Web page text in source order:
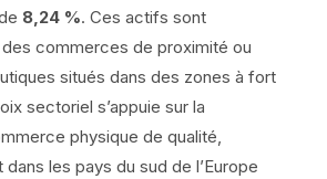
8,24 %. Ces actifs sont
commerces de proximité ou
situés dans des zones à fort
sectoriel s’appuie sur la
physique de qualité,
les pays du sud de l’Europe